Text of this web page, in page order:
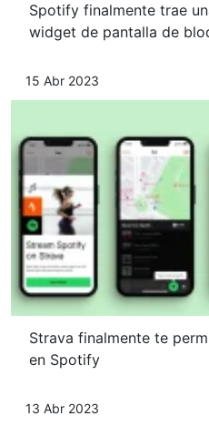
Spotify finalmente trae
widget de pantalla de
15 Abr 2023
Strava finalmente te
en Spotify
13 Abr 2023